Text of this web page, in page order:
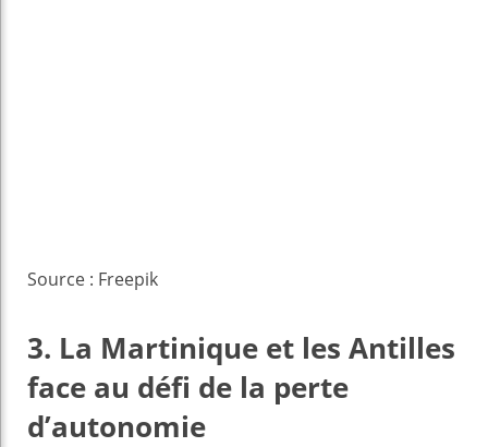
Source : Freepik
3. La Martinique et les Antilles
face au défi de la perte
d’autonomie